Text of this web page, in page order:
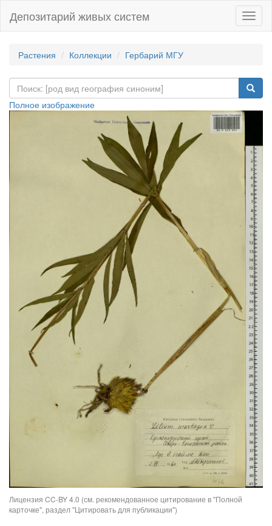
Депозитарий живых систем
Растения Коллекции Гербарий МГУ
Полное изображение
Лицензия CC-BY 4.0 (см. рекомендованное цитирование в "Полной
карточке", раздел "Цитировать для публикации")